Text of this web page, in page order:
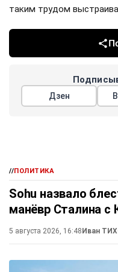
таким трудом
Дзен
//ПОЛИТИКА
Sohu назвало
манёвр Сталина с
5 августа 2026, 16:48 Иван